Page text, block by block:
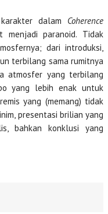
dalam Coherence
menjadi paranoid. Tidak
dari introduksi,
terbilang sama rumitnya
atmosfer yang terbilang
yang lebih enak untuk
yang (memang) tidak
presentasi brilian yang
bahkan konklusi yang